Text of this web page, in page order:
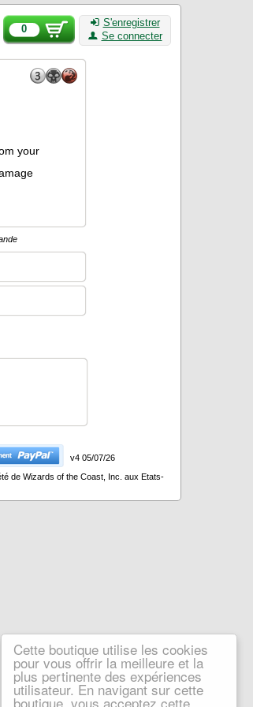
Cette boutique utilise les cookies
pour vous offrir la meilleure et la
plus pertinente des expériences
utilisateur. En navigant sur cette
boutique, vous acceptez cette
0
S'enregistrer
Se connecter
your
v4 05/07/26
de Wizards of the Coast, Inc. aux Etats-